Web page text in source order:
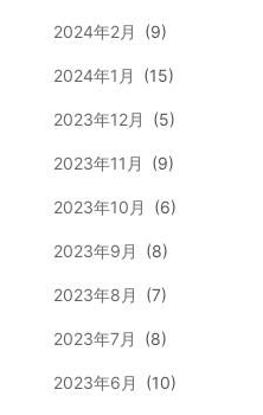
2024年2月 (9)
2024年1月 (15)
2023年12月 (5)
2023年11月 (9)
2023年10月 (6)
2023年9月 (8)
2023年8月 (7)
2023年7月 (8)
2023年6月 (10)